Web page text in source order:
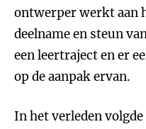
ontwerper werkt aan
deelname en steun
een leertraject en er
op de aanpak ervan.
In het verleden